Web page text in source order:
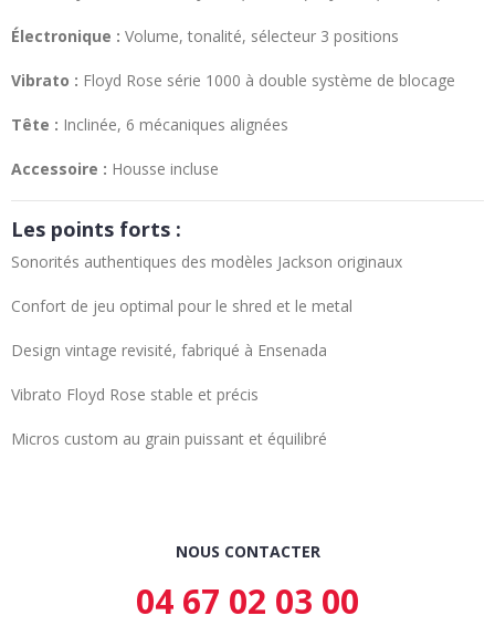
Électronique : Volume, tonalité, sélecteur 3 positions
Vibrato : Floyd Rose série 1000 à double système de blocage
Tête : Inclinée, 6 mécaniques alignées
Accessoire : Housse incluse
Les points forts :
Sonorités authentiques des modèles Jackson originaux
Confort de jeu optimal pour le shred et le metal
Design vintage revisité, fabriqué à Ensenada
Vibrato Floyd Rose stable et précis
Micros custom au grain puissant et équilibré
NOUS CONTACTER
04 67 02 03 00